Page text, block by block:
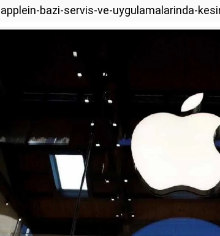
applein-bazi-servis-ve-uygulamalarinda-